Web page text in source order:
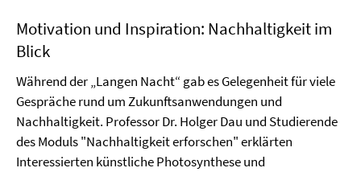
Motivation und Inspiration: Nachhaltigkeit im
Blick
Während der „Langen Nacht“ gab es Gelegenheit für viele
Gespräche rund um Zukunftsanwendungen und
Nachhaltigkeit. Professor Dr. Holger Dau und Studierende
des Moduls "Nachhaltigkeit erforschen" erklärten
Interessierten künstliche Photosynthese und